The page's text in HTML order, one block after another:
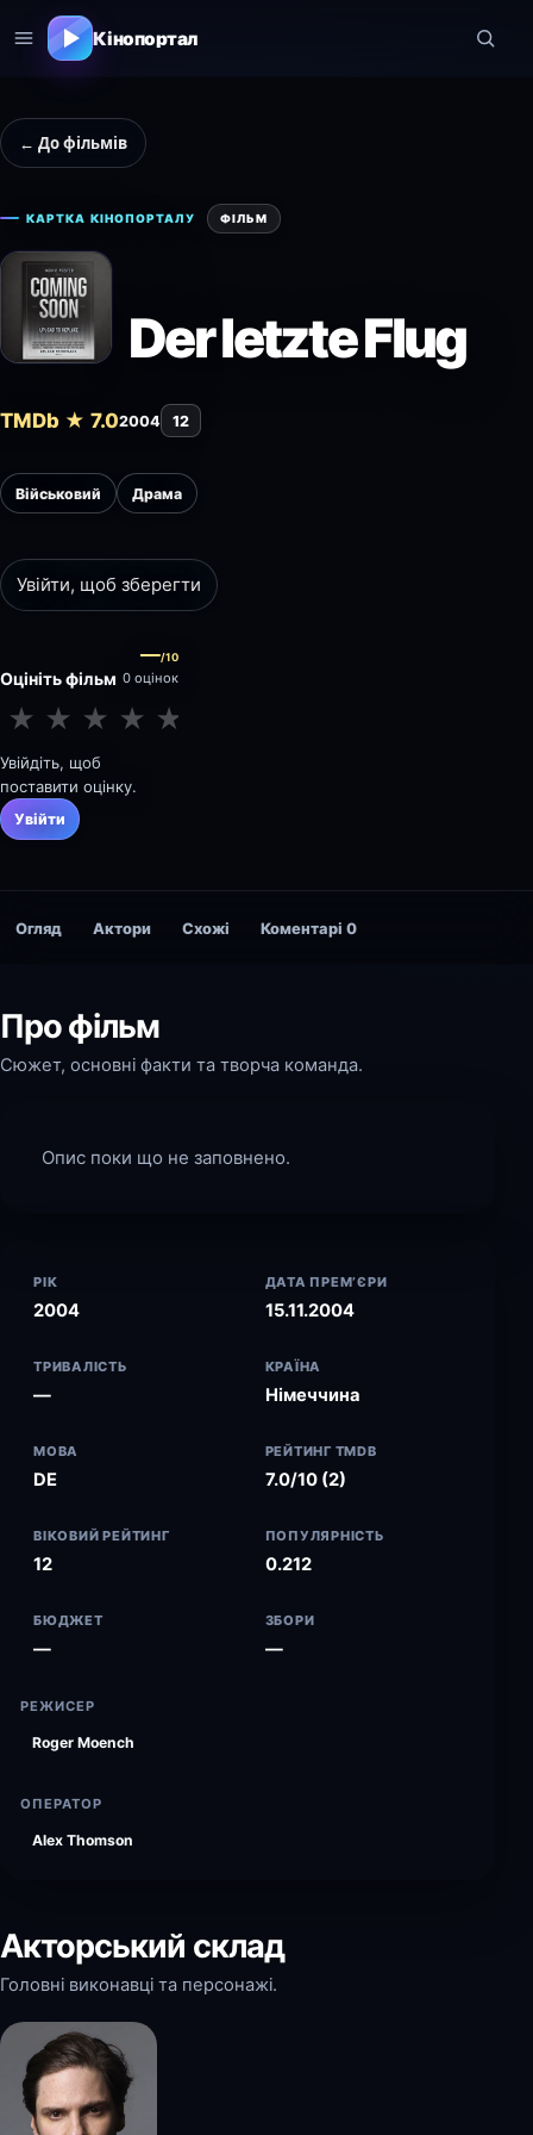
Кінопортал
← До фільмів
КАРТКА КІНОПОРТАЛУ ФІЛЬМ
Der letzte Flug
TMDb ★ 7.02004 12
Військовий Драма
Увійти, щоб зберегти
Оцініть фільм
—/10
0 оцінок
★ ★ ★ ★ ★
Увійдіть, щоб
поставити оцінку.
Увійти
Огляд Актори Схожі Коментарі 0
Про фільм
Сюжет, основні факти та творча команда.
Опис поки що не заповнено.
РІК
2004
ДАТА ПРЕМ’ЄРИ
15.11.2004
ТРИВАЛІСТЬ
—
КРАЇНА
Німеччина
МОВА
DE
РЕЙТИНГ TMDB
7.0/10 (2)
ВІКОВИЙ РЕЙТИНГ
12
ПОПУЛЯРНІСТЬ
0.212
БЮДЖЕТ
—
ЗБОРИ
—
РЕЖИСЕР
Roger Moench
ОПЕРАТОР
Alex Thomson
Акторський склад
Головні виконавці та персонажі.